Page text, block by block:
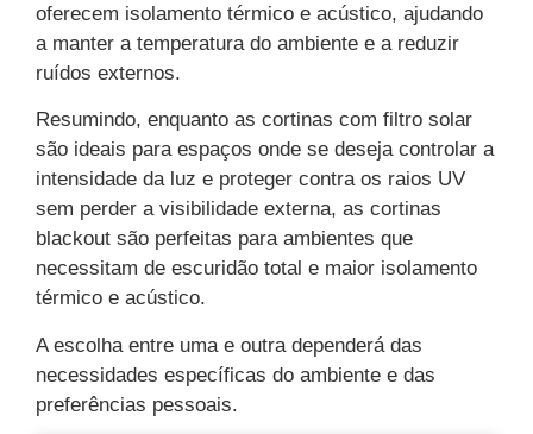
oferecem isolamento térmico e acústico, ajudando
a manter a temperatura do ambiente e a reduzir
ruídos externos.
Resumindo, enquanto as cortinas com filtro solar
são ideais para espaços onde se deseja controlar a
intensidade da luz e proteger contra os raios UV
sem perder a visibilidade externa, as cortinas
blackout são perfeitas para ambientes que
necessitam de escuridão total e maior isolamento
térmico e acústico.
A escolha entre uma e outra dependerá das
necessidades específicas do ambiente e das
preferências pessoais.